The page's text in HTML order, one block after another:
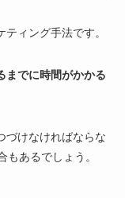
ィング手法です。
までに時間がかかる
づけなければならな
あるでしょう。